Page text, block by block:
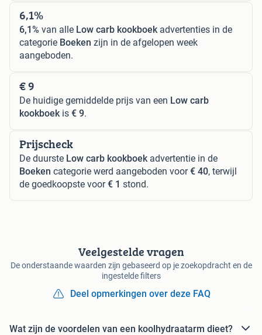
6,1%
6,1% van alle Low carb kookboekadvertenties in de
categorie Boeken zijn in de afgelopen week
aangeboden.
€ 9
De huidige gemiddelde prijs van een Low carb
kookboekis € 9.
Prijscheck
De duurste Low carb kookboekadvertentie in de
Boeken categorie werd aangeboden voor€ 40, terwijl
de goedkoopste voor€ 1 stond.
Veelgestelde vragen
De onderstaande waarden zijn gebaseerd op je zoekopdracht en de
ingestelde filters
Deel opmerkingen over deze FAQ
Wat zijn de voordelen van een koolhydraatarm dieet?